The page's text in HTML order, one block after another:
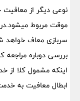
نوعی دیگر از
موقت مربوط
سربازی معاف خواهد
بررسی دوباره
اینکه مشمول کلا از
ابطال معافیت به